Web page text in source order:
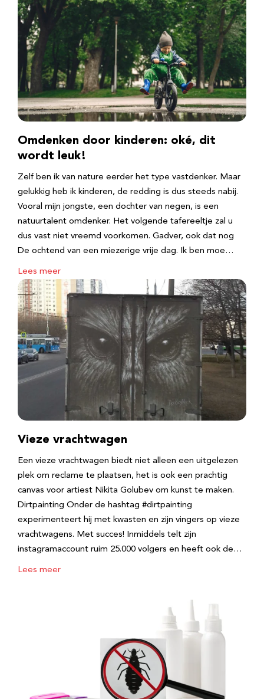
Omdenken door kinderen: oké, dit
wordt leuk!
Zelf ben ik van nature eerder het type vastdenker. Maar
gelukkig heb ik kinderen, de redding is dus steeds nabij.
Vooral mijn jongste, een dochter van negen, is een
natuurtalent omdenker. Het volgende tafereeltje zal u
dus vast niet vreemd voorkomen. Gadver, ook dat nog
De ochtend van een miezerige vrije dag. Ik ben moe…
Lees meer
Vieze vrachtwagen
Een vieze vrachtwagen biedt niet alleen een uitgelezen
plek om reclame te plaatsen, het is ook een prachtig
canvas voor artiest Nikita Golubev om kunst te maken.
Dirtpainting Onder de hashtag #dirtpainting
experimenteert hij met kwasten en zijn vingers op vieze
vrachtwagens. Met succes! Inmiddels telt zijn
instagramaccount ruim 25.000 volgers en heeft ook de…
Lees meer